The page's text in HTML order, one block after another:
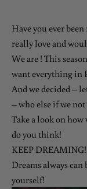
Have you ever
really love and
We are ! This
want everything in
And we decided –
– who else if we not
Take a look on
do you think!
KEEP DREAMING!
Dreams always
yourself!